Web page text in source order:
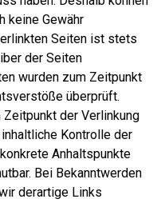
keine Gewähr
Seiten ist stets
der Seiten
wurden zum Zeitpunkt
überprüft.
der Verlinkung
Kontrolle der
Anhaltspunkte
Bei Bekanntwerden
derartige Links